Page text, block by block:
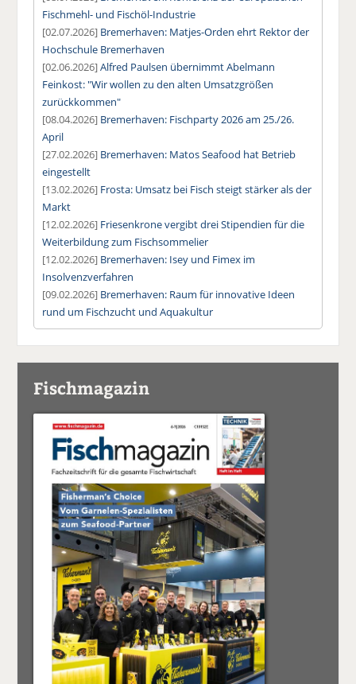
Fischmehl- und Fischöl-Industrie
[02.07.2026] Bremerhaven: Matjes-Orden ehrt Rektor der
Hochschule Bremerhaven
[02.06.2026]Alfred Paulsen übernimmt Abelmann
Feinkost: "Wir wollen zu den alten Umsatzgrößen
zurückkommen"
[08.04.2026] Bremerhaven: Fischparty 2026 am 25./26.
April
[27.02.2026] Bremerhaven: Matos Seafood hat Betrieb
eingestellt
[13.02.2026] Frosta: Umsatz bei Fisch steigt stärker als der
Markt
[12.02.2026] Friesenkrone vergibt drei Stipendien für die
Weiterbildung zum Fischsommelier
[12.02.2026] Bremerhaven: Isey und Fimex im
Insolvenzverfahren
[09.02.2026] Bremerhaven: Raum für innovative Ideen
rund um Fischzucht und Aquakultur
Fischmagazin